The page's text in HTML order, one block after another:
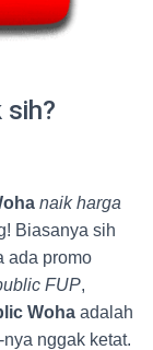
sih?
naik harga
Biasanya sih
ada promo
FUP,
Woha adalah
nggak ketat.